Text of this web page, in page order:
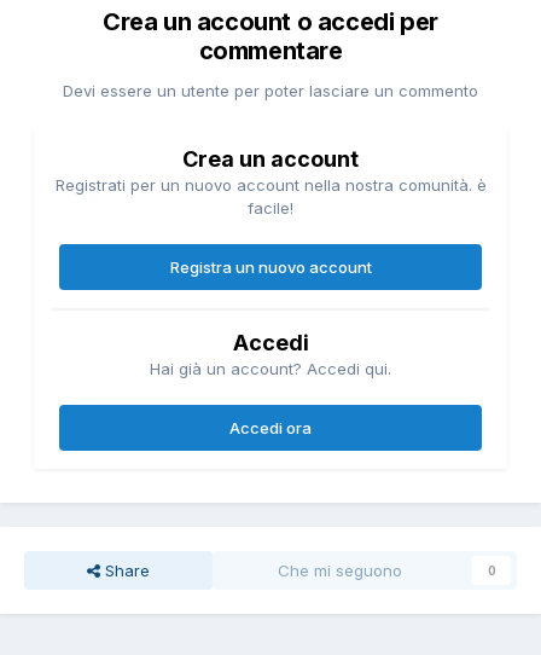
Crea un account o accedi per
commentare
Devi essere un utente per poter lasciare un commento
Crea un account
Registrati per un nuovo account nella nostra comunità. è
facile!
Registra un nuovo account
Accedi
Hai già un account? Accedi qui.
Accedi ora
Share Che mi seguono 0